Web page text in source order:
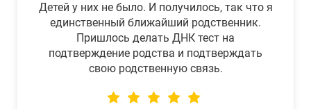
Детей у них не было. И получилось, так что я
единственный ближайший родственник.
Пришлось делать ДНК тест на
подтверждение родства и подтверждать
свою родственную связь.